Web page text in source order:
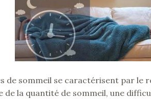
de sommeil se caractérisent par le
de la quantité de sommeil, une